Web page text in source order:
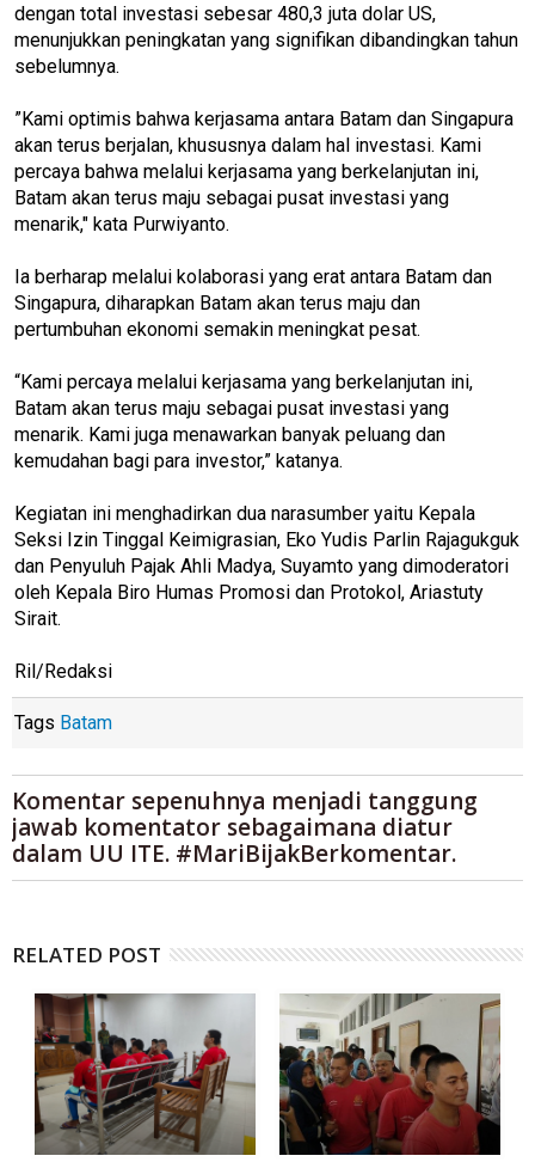
dengan total investasi sebesar 480,3 juta dolar US,
menunjukkan peningkatan yang signifikan dibandingkan tahun
sebelumnya.
”Kami optimis bahwa kerjasama antara Batam dan Singapura
akan terus berjalan, khususnya dalam hal investasi. Kami
percaya bahwa melalui kerjasama yang berkelanjutan ini,
Batam akan terus maju sebagai pusat investasi yang
menarik," kata Purwiyanto.
Ia berharap melalui kolaborasi yang erat antara Batam dan
Singapura, diharapkan Batam akan terus maju dan
pertumbuhan ekonomi semakin meningkat pesat.
“Kami percaya melalui kerjasama yang berkelanjutan ini,
Batam akan terus maju sebagai pusat investasi yang
menarik. Kami juga menawarkan banyak peluang dan
kemudahan bagi para investor,” katanya.
Kegiatan ini menghadirkan dua narasumber yaitu Kepala
Seksi Izin Tinggal Keimigrasian, Eko Yudis Parlin Rajagukguk
dan Penyuluh Pajak Ahli Madya, Suyamto yang dimoderatori
oleh Kepala Biro Humas Promosi dan Protokol, Ariastuty
Sirait.
Ril/Redaksi
Tags Batam
Komentar sepenuhnya menjadi tanggung
jawab komentator sebagaimana diatur
dalam UU ITE. #MariBijakBerkomentar.
RELATED POST